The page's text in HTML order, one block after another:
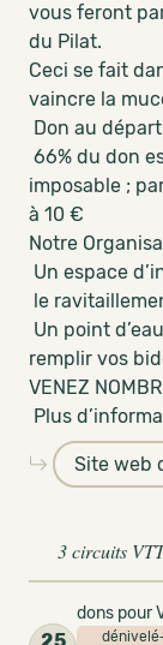
vous feront
du Pilat.
Ceci se fait
vaincre la
Don au
66% du don
imposable ;
à 10 €
Notre
Un espace
le
Un point
remplir vos
VENEZ
Plus
Site web
3 circuits
dons pour